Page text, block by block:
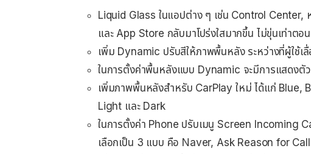
Liquid Glass ในแอปต่าง ๆ เช่น Control Center,
และ App Store กลับมาโปร่งใสมากขึ้น ไม่ขุ่นเท่าตอ
เพิ่ม Dynamic ปรับสีให้ภาพพื้นหลัง ระหว่างที่ผู้ใช้เ
ในการตั้งค่าพื้นหลังแบบ Dynamic จะมีการแสดงตั
เพิ่มภาพพื้นหลังสำหรับ CarPlay ใหม่ ได้แก่ Blue,
Light และ Dark
ในการตั้งค่า Phone ปรับเมนู Screen Incoming
เลือกเป็น 3 แบบ คือ Naver, Ask Reason for